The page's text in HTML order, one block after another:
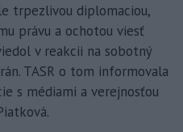
trpezlivou diplomaciou,
právu a ochotou viesť
v reakcii na sobotný
TASR o tom informovala
s médiami a verejnosťou